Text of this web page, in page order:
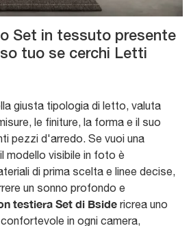
Set in tessuto presente
tuo se cerchi Letti
giusta tipologia di letto, valuta
le finiture, la forma e il suo
pezzi d'arredo. Se vuoi una
modello visibile in foto è
di prima scelta e linee decise,
un sonno profondo e
testiera Set di Bside ricrea uno
in ogni camera,